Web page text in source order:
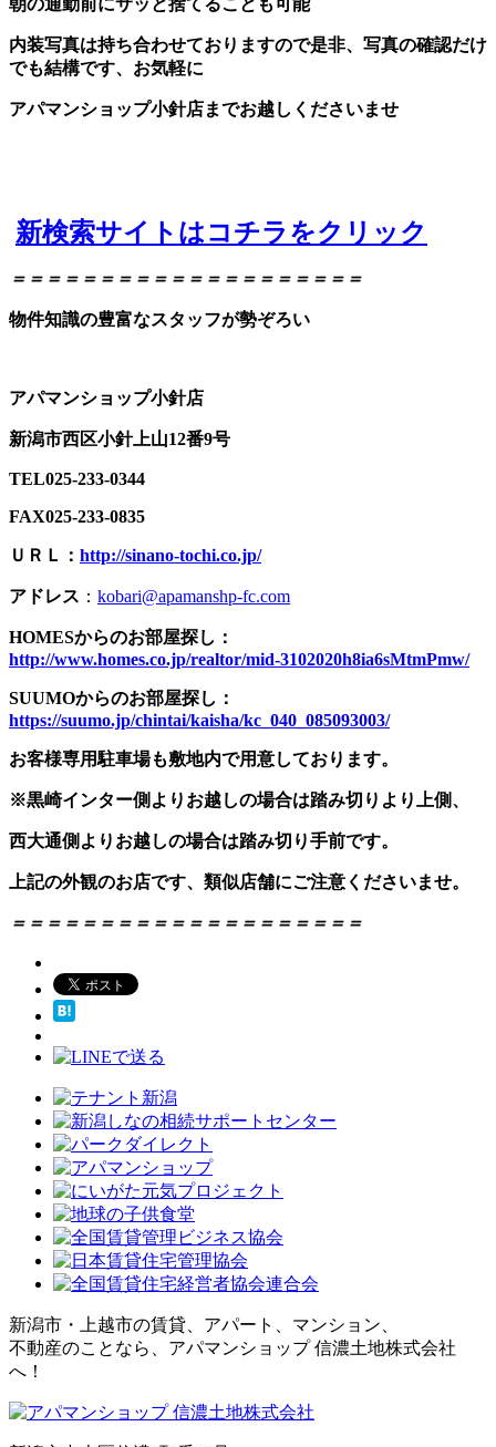
朝の通勤前にサッと捨てることも可能
内装写真は持ち合わせておりますので是非、写真の確認だけ
でも結構です、お気軽に
アパマンショップ小針店までお越しくださいませ
新検索サイトはコチラをクリック
＝＝＝＝＝＝＝＝＝＝＝＝＝＝＝＝＝＝＝＝
物件知識の豊富なスタッフが勢ぞろい
アパマンショップ小針店
新潟市西区小針上山12番9号
TEL025-233-0344
FAX025-233-0835
ＵＲＬ： http://sinano-tochi.co.jp/
アドレス ： kobari@apamanshp-fc.com
HOMESからのお部屋探し：
http://www.homes.co.jp/realtor/mid-3102020h8ia6sMtmPmw/
SUUMOからのお部屋探し：
https://suumo.jp/chintai/kaisha/kc_040_085093003/
お客様専用駐車場も敷地内で用意しております。
※黒崎インター側よりお越しの場合は踏み切りより上側、
西大通側よりお越しの場合は踏み切り手前です。
上記の外観のお店です、類似店舗にご注意くださいませ。
＝＝＝＝＝＝＝＝＝＝＝＝＝＝＝＝＝＝＝＝
新潟市・上越市の賃貸、アパート、マンション、
不動産のことなら、アパマンショップ 信濃土地株式会社
へ！